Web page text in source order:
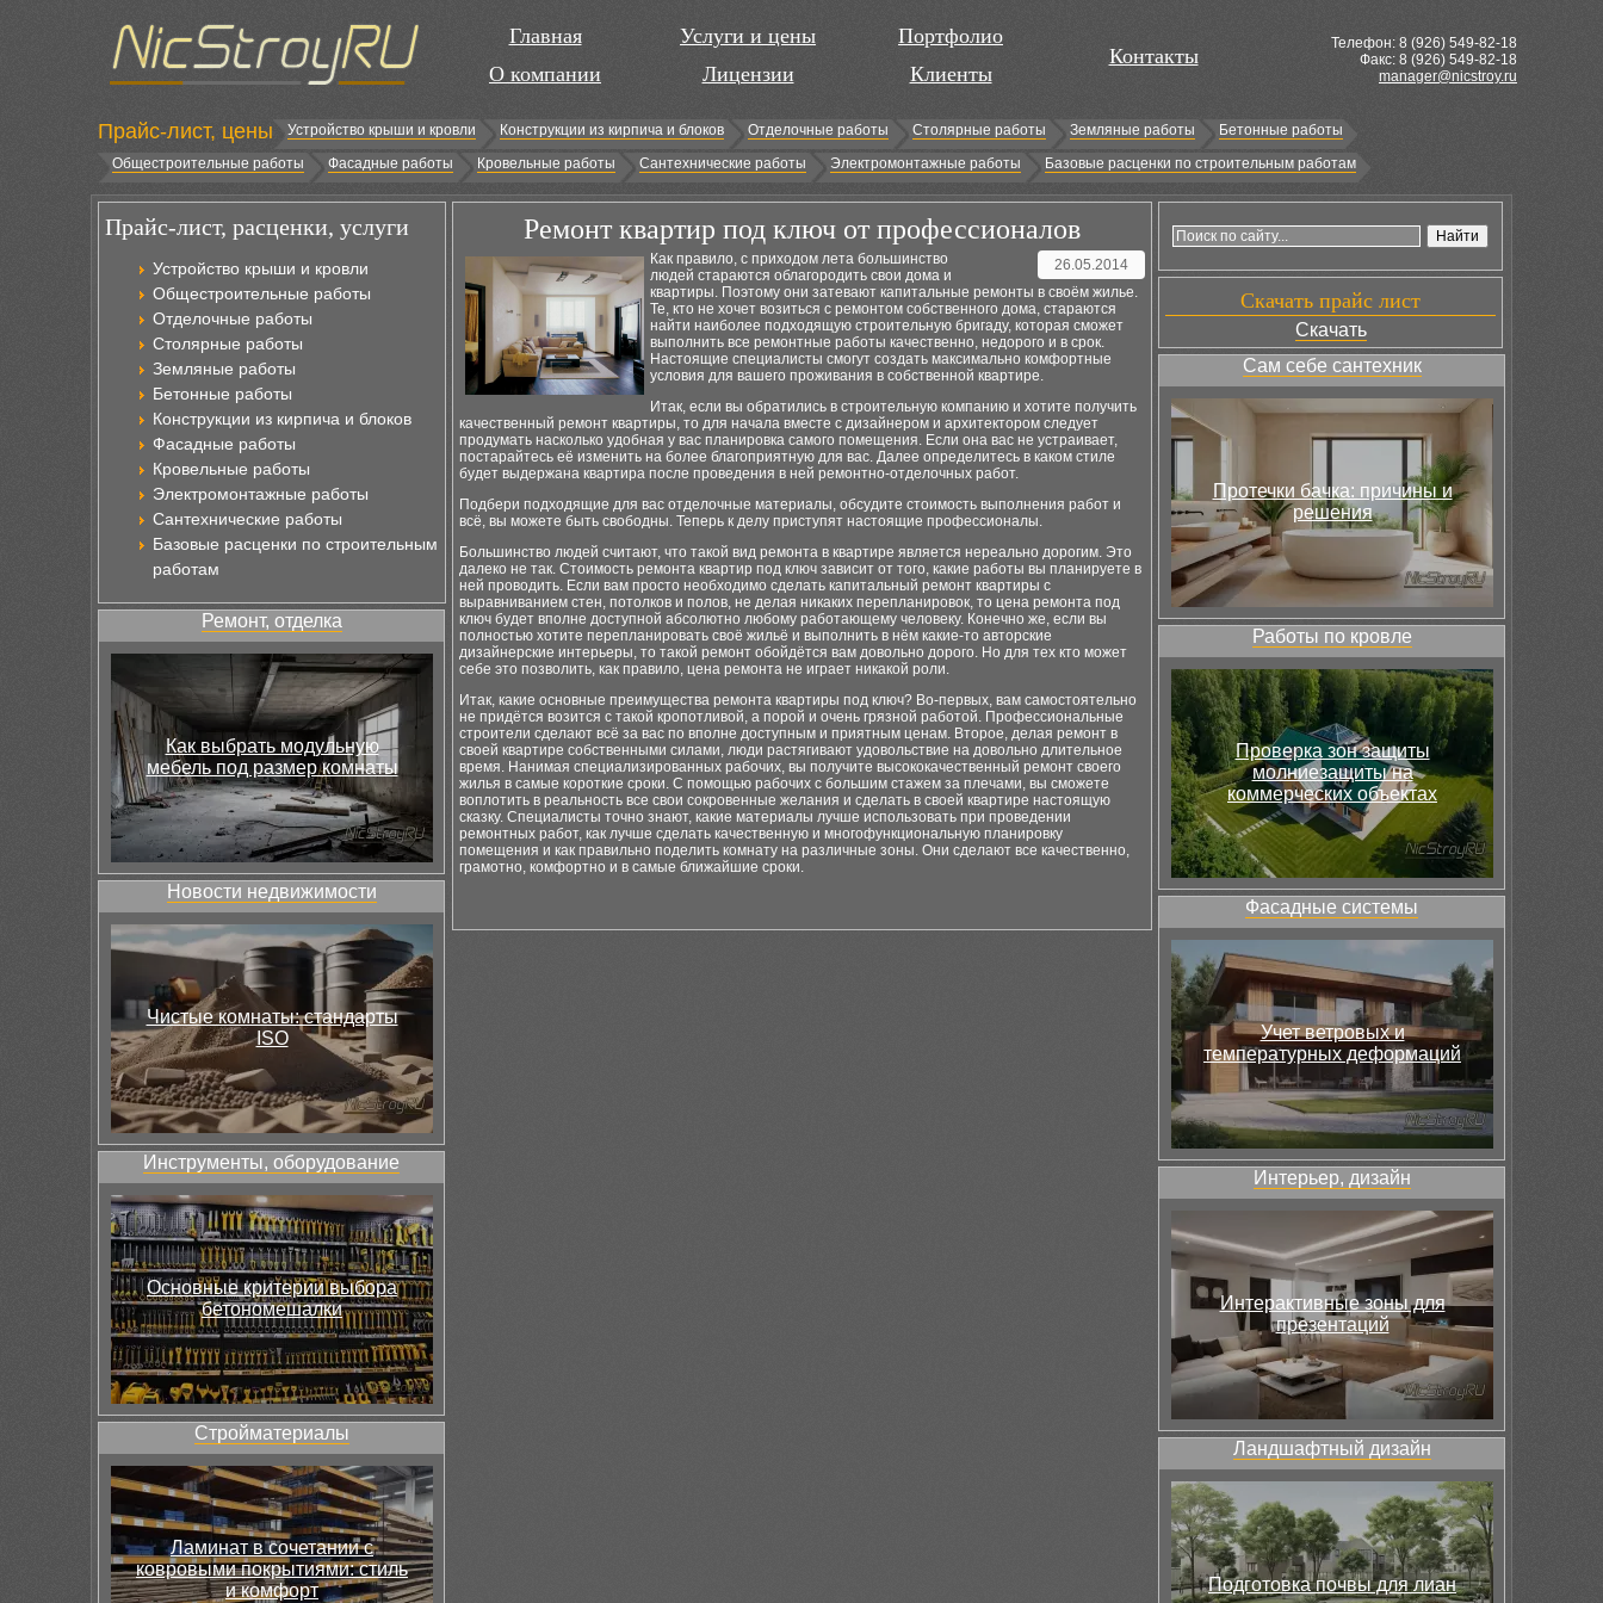
Главная
О компании
Услуги и цены
Лицензии
Портфолио
Клиенты
Контакты
Телефон: 8 (926) 549-82-18
Факс: 8 (926) 549-82-18
manager@nicstroy.ru
Прайс-лист, цены Устройство крыши и кровли Конструкции из кирпича и блоков Отделочные работы Столярные работы Земляные работы
Бетонные работы
Общестроительные работы
Фасадные работы Кровельные работы Сантехнические работы Электромонтажные работы Базовые расценки по строительным работам
Прайс-лист, расценки, услуги
Устройство крыши и кровли
Общестроительные работы
Отделочные работы
Столярные работы
Земляные работы
Бетонные работы
Конструкции из кирпича и блоков
Фасадные работы
Кровельные работы
Электромонтажные работы
Сантехнические работы
Базовые расценки по строительным
работам
Ремонт, отделка
Как выбрать модульную
мебель под размер комнаты
Новости недвижимости
Чистые комнаты: стандарты
ISO
Инструменты, оборудование
Основные критерии выбора
бетономешалки
Стройматериалы
Ламинат в сочетании с
ковровыми покрытиями: стиль
и комфорт
Ремонт квартир под ключ от профессионалов
26.05.2014
Как правило, с приходом лета большинство
людей стараются облагородить свои дома и
квартиры. Поэтому они затевают капитальные ремонты в своём жилье.
Те, кто не хочет возиться с ремонтом собственного дома, стараются
найти наиболее подходящую строительную бригаду, которая сможет
выполнить все ремонтные работы качественно, недорого и в срок.
Настоящие специалисты смогут создать максимально комфортные
условия для вашего проживания в собственной квартире.
Итак, если вы обратились в строительную компанию и хотите получить
качественный ремонт квартиры, то для начала вместе с дизайнером и архитектором следует
продумать насколько удобная у вас планировка самого помещения. Если она вас не устраивает,
постарайтесь её изменить на более благоприятную для вас. Далее определитесь в каком стиле
будет выдержана квартира после проведения в ней ремонтно-отделочных работ.
Подбери подходящие для вас отделочные материалы, обсудите стоимость выполнения работ и
всё, вы можете быть свободны. Теперь к делу приступят настоящие профессионалы.
Большинство людей считают, что такой вид ремонта в квартире является нереально дорогим. Это
далеко не так. Стоимость ремонта квартир под ключ зависит от того, какие работы вы планируете в
ней проводить. Если вам просто необходимо сделать капитальный ремонт квартиры с
выравниванием стен, потолков и полов, не делая никаких перепланировок, то цена ремонта под
ключ будет вполне доступной абсолютно любому работающему человеку. Конечно же, если вы
полностью хотите перепланировать своё жильё и выполнить в нём какие-то авторские
дизайнерские интерьеры, то такой ремонт обойдётся вам довольно дорого. Но для тех кто может
себе это позволить, как правило, цена ремонта не играет никакой роли.
Итак, какие основные преимущества ремонта квартиры под ключ? Во-первых, вам самостоятельно
не придётся возится с такой кропотливой, а порой и очень грязной работой. Профессиональные
строители сделают всё за вас по вполне доступным и приятным ценам. Второе, делая ремонт в
своей квартире собственными силами, люди растягивают удовольствие на довольно длительное
время. Нанимая специализированных рабочих, вы получите высококачественный ремонт своего
жилья в самые короткие сроки. С помощью рабочих с большим стажем за плечами, вы сможете
воплотить в реальность все свои сокровенные желания и сделать в своей квартире настоящую
сказку. Специалисты точно знают, какие материалы лучше использовать при проведении
ремонтных работ, как лучше сделать качественную и многофункциональную планировку
помещения и как правильно поделить комнату на различные зоны. Они сделают все качественно,
грамотно, комфортно и в самые ближайшие сроки.
Скачать прайс лист
Скачать
Сам себе сантехник
Протечки бачка: причины и
решения
Работы по кровле
Проверка зон защиты
молниезащиты на
коммерческих объектах
Фасадные системы
Учет ветровых и
температурных деформаций
Интерьер, дизайн
Интерактивные зоны для
презентаций
Ландшафтный дизайн
Подготовка почвы для лиан